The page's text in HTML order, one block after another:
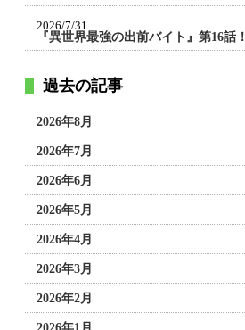
2026/7/31
『異世界最強の出前バイト』第16話！
過去の記事
2026年8月
2026年7月
2026年6月
2026年5月
2026年4月
2026年3月
2026年2月